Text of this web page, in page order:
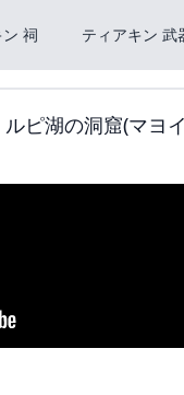
祠 ティアキン 武
ルピ湖の洞窟(マヨ